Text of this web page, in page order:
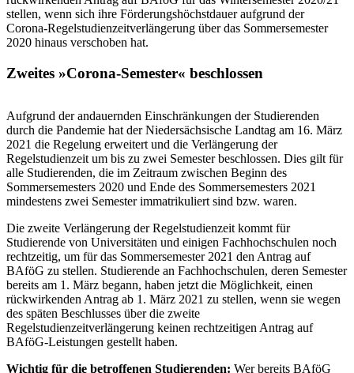
stellen, wenn sich ihre Förderungshöchstdauer aufgrund der
Corona-Regelstudienzeitverlängerung über das Sommersemester
2020 hinaus verschoben hat.
Zweites »Corona-Semester« beschlossen
Aufgrund der andauernden Einschränkungen der Studierenden
durch die Pandemie hat der Niedersächsische Landtag am 16. März
2021 die Regelung erweitert und die Verlängerung der
Regelstudienzeit um bis zu zwei Semester beschlossen. Dies gilt für
alle Studierenden, die im Zeitraum zwischen Beginn des
Sommersemesters 2020 und Ende des Sommersemesters 2021
mindestens zwei Semester immatrikuliert sind bzw. waren.
Die zweite Verlängerung der Regelstudienzeit kommt für
Studierende von Universitäten und einigen Fachhochschulen noch
rechtzeitig, um für das Sommersemester 2021 den Antrag auf
BAföG zu stellen. Studierende an Fachhochschulen, deren Semester
bereits am 1. März begann, haben jetzt die Möglichkeit, einen
rückwirkenden Antrag ab 1. März 2021 zu stellen, wenn sie wegen
des späten Beschlusses über die zweite
Regelstudienzeitverlängerung keinen rechtzeitigen Antrag auf
BAföG-Leistungen gestellt haben.
Wichtig für die betroffenen Studierenden: Wer bereits BAföG